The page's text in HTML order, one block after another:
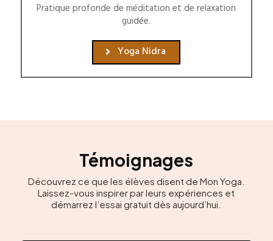
Pratique profonde de méditation et de relaxation
guidée.
Yoga Nidra
Témoignages
Découvrez ce que les élèves disent de Mon Yoga.
Laissez-vous inspirer par leurs expériences et
démarrez l’essai gratuit dès aujourd’hui.